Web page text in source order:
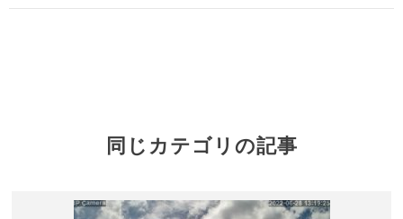
同じカテゴリの記事